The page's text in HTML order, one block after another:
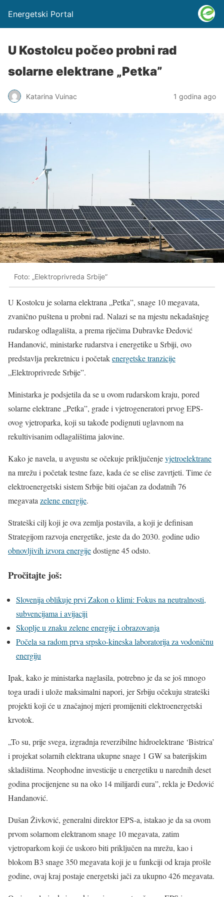
Energetski Portal
U Kostolcu počeo probni rad
solarne elektrane „Petka”
Katarina Vuinac 1 godina ago
Foto: „Elektroprivreda Srbije”
U Kostolcu je solarna elektrana „Petka”, snage 10 megavata,
zvanično puštena u probni rad. Nalazi se na mjestu nekadašnjeg
rudarskog odlagališta, a prema riječima Dubravke Đedović
Handanović, ministarke rudarstva i energetike u Srbiji, ovo
predstavlja prekretnicu i početakenergetske tranzicije
„Elektroprivrede Srbije”.
Ministarka je podsjetila da se u ovom rudarskom kraju, pored
solarne elektrane „Petka”, grade i vjetrogeneratori prvog EPS-
ovog vjetroparka, koji su takođe podignuti uglavnom na
rekultivisanim odlagalištima jalovine.
Kako je navela, u avgustu se očekuje priključenjevjetroelektrane
na mrežu i početak testne faze, kada će se elise zavrtjeti. Time će
elektroenergetski sistem Srbije biti ojačan za dodatnih 76
megavatazelene energije.
Strateški cilj koji je ova zemlja postavila, a koji je definisan
Strategijom razvoja energetike, jeste da do 2030. godine udio
obnovljivih izvora energijedostigne 45 odsto.
Pročitajte još:
Slovenija oblikuje prvi Zakon o klimi: Fokus na neutralnosti,
subvencijama i avijaciji
Skoplje u znaku zelene energije i obrazovanja
Počela sa radom prva srpsko-kineska laboratorija za vodoničnu
energiju
Ipak, kako je ministarka naglasila, potrebno je da se još mnogo
toga uradi i ulože maksimalni napori, jer Srbiju očekuju strateški
projekti koji će u značajnoj mjeri promijeniti elektroenergetski
krvotok.
„To su, prije svega, izgradnja reverzibilne hidroelektrane ‘Bistrica’
i projekat solarnih elektrana ukupne snage 1 GW sa baterijskim
skladištima. Neophodne investicije u energetiku u narednih deset
godina procijenjene su na oko 14 milijardi eura”, rekla je Đedović
Handanović.
Dušan Živković, generalni direktor EPS-a, istakao je da sa ovom
prvom solarnom elektranom snage 10 megavata, zatim
vjetroparkom koji će uskoro biti priključen na mrežu, kao i
blokom B3 snage 350 megavata koji je u funkciji od kraja prošle
godine, ovaj kraj postaje energetski jači za ukupno 426 megavata.